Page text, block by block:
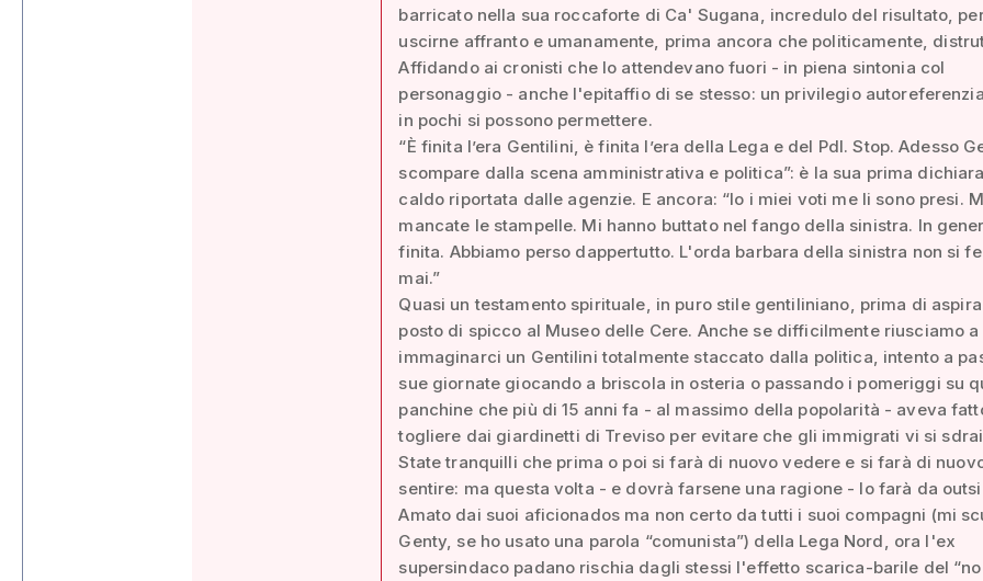
barricato nella sua roccaforte di Ca' Sugana, incredulo del risultato,
uscirne affranto e umanamente, prima ancora che politicamente,
Affidando ai cronisti che lo attendevano fuori - in piena sintonia col
personaggio - anche l'epitaffio di se stesso: un privilegio
in pochi si possono permettere.
“È finita l’era Gentilini, è finita l’era della Lega e del Pdl. Stop. Adesso
scompare dalla scena amministrativa e politica”: è la sua prima
caldo riportata dalle agenzie. E ancora: “Io i miei voti me li sono presi.
mancate le stampelle. Mi hanno buttato nel fango della sinistra. In
finita. Abbiamo perso dappertutto. L'orda barbara della sinistra non si
mai.”
Quasi un testamento spirituale, in puro stile gentiliniano, prima di
posto di spicco al Museo delle Cere. Anche se difficilmente riusciamo a
immaginarci un Gentilini totalmente staccato dalla politica, intento a
sue giornate giocando a briscola in osteria o passando i pomeriggi su
panchine che più di 15 anni fa - al massimo della popolarità - aveva
togliere dai giardinetti di Treviso per evitare che gli immigrati vi si
State tranquilli che prima o poi si farà di nuovo vedere e si farà di
sentire: ma questa volta - e dovrà farsene una ragione - lo farà da
Amato dai suoi aficionados ma non certo da tutti i suoi compagni (mi
Genty, se ho usato una parola “comunista”) della Lega Nord, ora l'ex
supersindaco padano rischia dagli stessi l'effetto scarica-barile del